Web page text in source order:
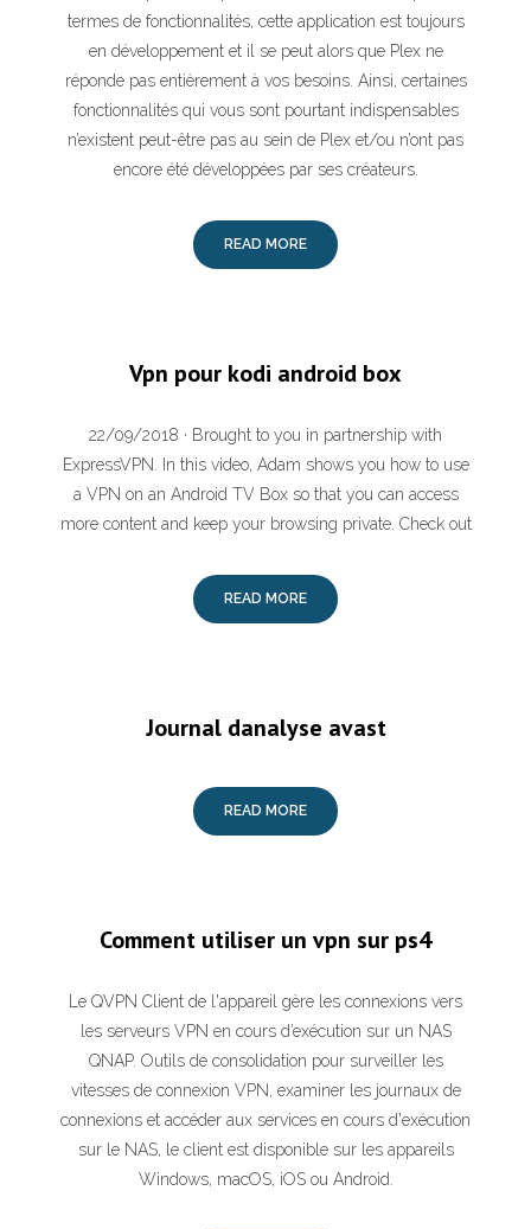
termes de fonctionnalités, cette application est toujours
en développement et il se peut alors que Plex ne
réponde pas entièrement à vos besoins. Ainsi, certaines
fonctionnalités qui vous sont pourtant indispensables
n’existent peut-être pas au sein de Plex et/ou n’ont pas
encore été développées par ses créateurs.
READ MORE
Vpn pour kodi android box
22/09/2018 · Brought to you in partnership with
ExpressVPN. In this video, Adam shows you how to use
a VPN on an Android TV Box so that you can access
more content and keep your browsing private. Check out
READ MORE
Journal danalyse avast
READ MORE
Comment utiliser un vpn sur ps4
Le QVPN Client de l'appareil gère les connexions vers
les serveurs VPN en cours d’exécution sur un NAS
QNAP. Outils de consolidation pour surveiller les
vitesses de connexion VPN, examiner les journaux de
connexions et accéder aux services en cours d'exécution
sur le NAS, le client est disponible sur les appareils
Windows, macOS, iOS ou Android.